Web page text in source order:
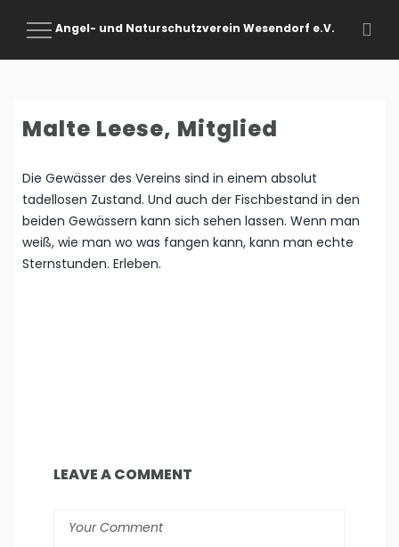
Angel- und Naturschutzverein Wesendorf e.V.
Toggle
Malte Leese, Mitglied
Die Gewässer des Vereins sind in einem absolut
tadellosen Zustand. Und auch der Fischbestand in den
beiden Gewässern kann sich sehen lassen. Wenn man
weiß, wie man wo was fangen kann, kann man echte
Sternstunden. Erleben.
LEAVE A COMMENT